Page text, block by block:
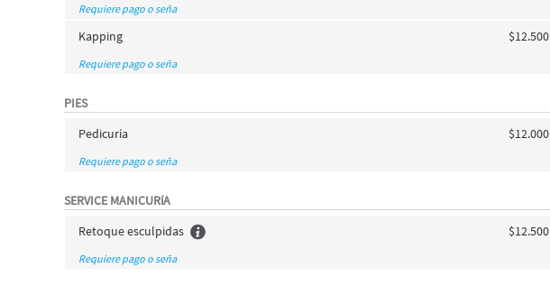
Requiere pago o seña
Kapping $12.500
Requiere pago o seña
PIES
Pedicuría
$12.000
Requiere pago o seña
SERVICE MANICURíA
Retoque esculpidas
$12.500
Requiere pago o seña